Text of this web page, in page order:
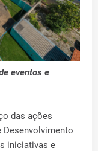
eventos e
das ações
Desenvolvimento
iniciativas e